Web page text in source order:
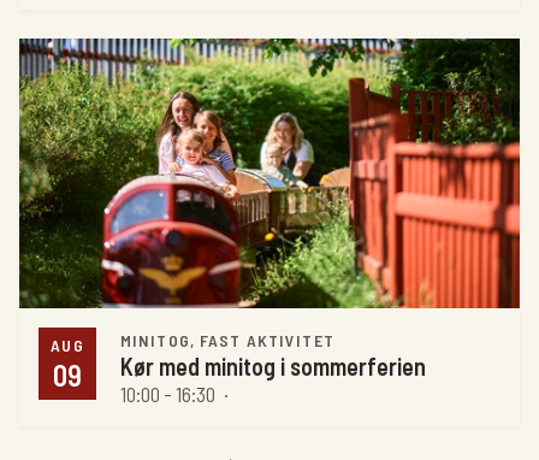
AUG
09
MINITOG, FAST AKTIVITET
Kør med minitog i sommerferien
10:00 - 16:30 ·